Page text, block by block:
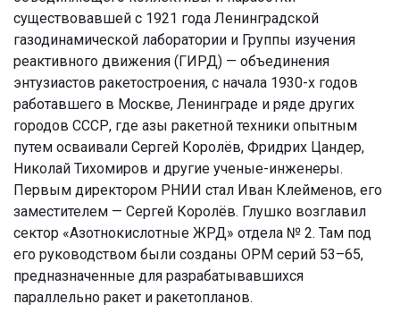
существовавшей с 1921 года Ленинградской
газодинамической лаборатории и Группы изучения
реактивного движения (ГИРД) — объединения
энтузиастов ракетостроения, с начала 1930-х годов
работавшего в Москве, Ленинграде и ряде других
городов СССР, где азы ракетной техники опытным
путем осваивали Сергей Королёв, Фридрих Цандер,
Николай Тихомиров и другие ученые-инженеры.
Первым директором РНИИ стал Иван Клейменов, его
заместителем — Сергей Королёв. Глушко возглавил
сектор «Азотнокислотные ЖРД» отдела № 2. Там под
его руководством были созданы ОРМ серий 53–65,
предназначенные для разрабатывавшихся
параллельно ракет и ракетопланов.